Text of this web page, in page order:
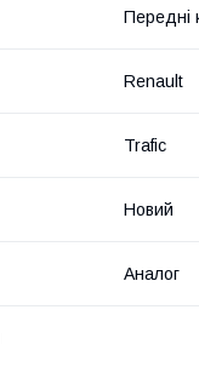
Передні
Renault
Trafic
Новий
Аналог